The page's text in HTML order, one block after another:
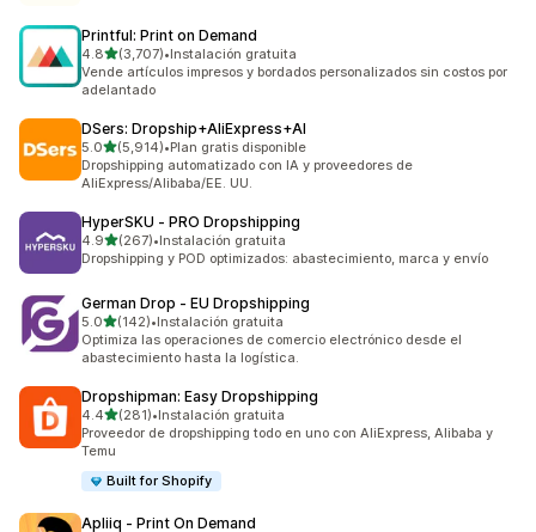
Printful: Print on Demand
4.8de 5 estrellas
(3,707)
3707 reseñas en total
•Instalación gratuita
Vende artículos impresos y bordados personalizados sin costos por
adelantado
DSers: Dropship+AliExpress+AI
5.0de 5 estrellas
(5,914)
5914 reseñas en total
•Plan gratis disponible
Dropshipping automatizado con IA y proveedores de
AliExpress/Alibaba/EE. UU.
HyperSKU ‑ PRO Dropshipping
4.9de 5 estrellas
(267)
267 reseñas en total
•Instalación gratuita
Dropshipping y POD optimizados: abastecimiento, marca y envío
German Drop ‑ EU Dropshipping
5.0de 5 estrellas
(142)
142 reseñas en total
•Instalación gratuita
Optimiza las operaciones de comercio electrónico desde el
abastecimiento hasta la logística.
Dropshipman: Easy Dropshipping
4.4de 5 estrellas
(281)
281 reseñas en total
•Instalación gratuita
Proveedor de dropshipping todo en uno con AliExpress, Alibaba y
Temu
Built for Shopify
Apliiq ‑ Print On Demand